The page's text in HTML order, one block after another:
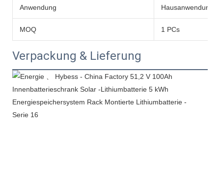
Anwendung Hausanwendung
MOQ 1 PCs
Verpackung & Lieferung